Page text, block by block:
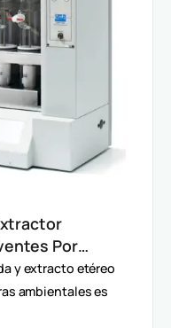
Por
y extracto etéreo
ambientales es